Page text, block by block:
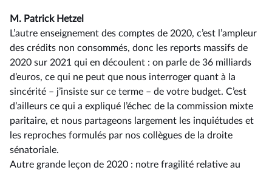
M. Patrick Hetzel
L’autre enseignement des comptes de 2020, c’est l’ampleur
des crédits non consommés, donc les reports massifs de
2020 sur 2021 qui en découlent : on parle de 36 milliards
d’euros, ce qui ne peut que nous interroger quant à la
sincérité –⁠ j’insiste sur ce terme – de votre budget. C’est
d’ailleurs ce qui a expliqué l’échec de la commission mixte
paritaire, et nous partageons largement les inquiétudes et
les reproches formulés par nos collègues de la droite
sénatoriale.
Autre grande leçon de 2020 : notre fragilité relative au